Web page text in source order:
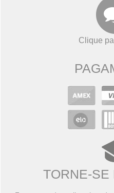
Clique
TORNE-SE